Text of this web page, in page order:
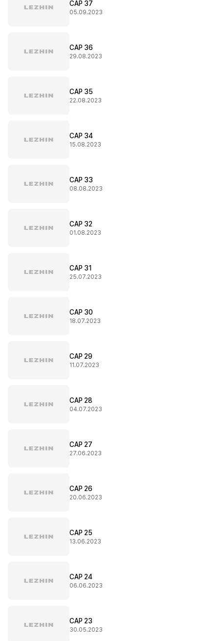
CAP 37
05.09.2023
CAP 36
29.08.2023
CAP 35
22.08.2023
CAP 34
15.08.2023
CAP 33
08.08.2023
CAP 32
01.08.2023
CAP 31
25.07.2023
CAP 30
18.07.2023
CAP 29
11.07.2023
CAP 28
04.07.2023
CAP 27
27.06.2023
CAP 26
20.06.2023
CAP 25
13.06.2023
CAP 24
06.06.2023
CAP 23
30.05.2023